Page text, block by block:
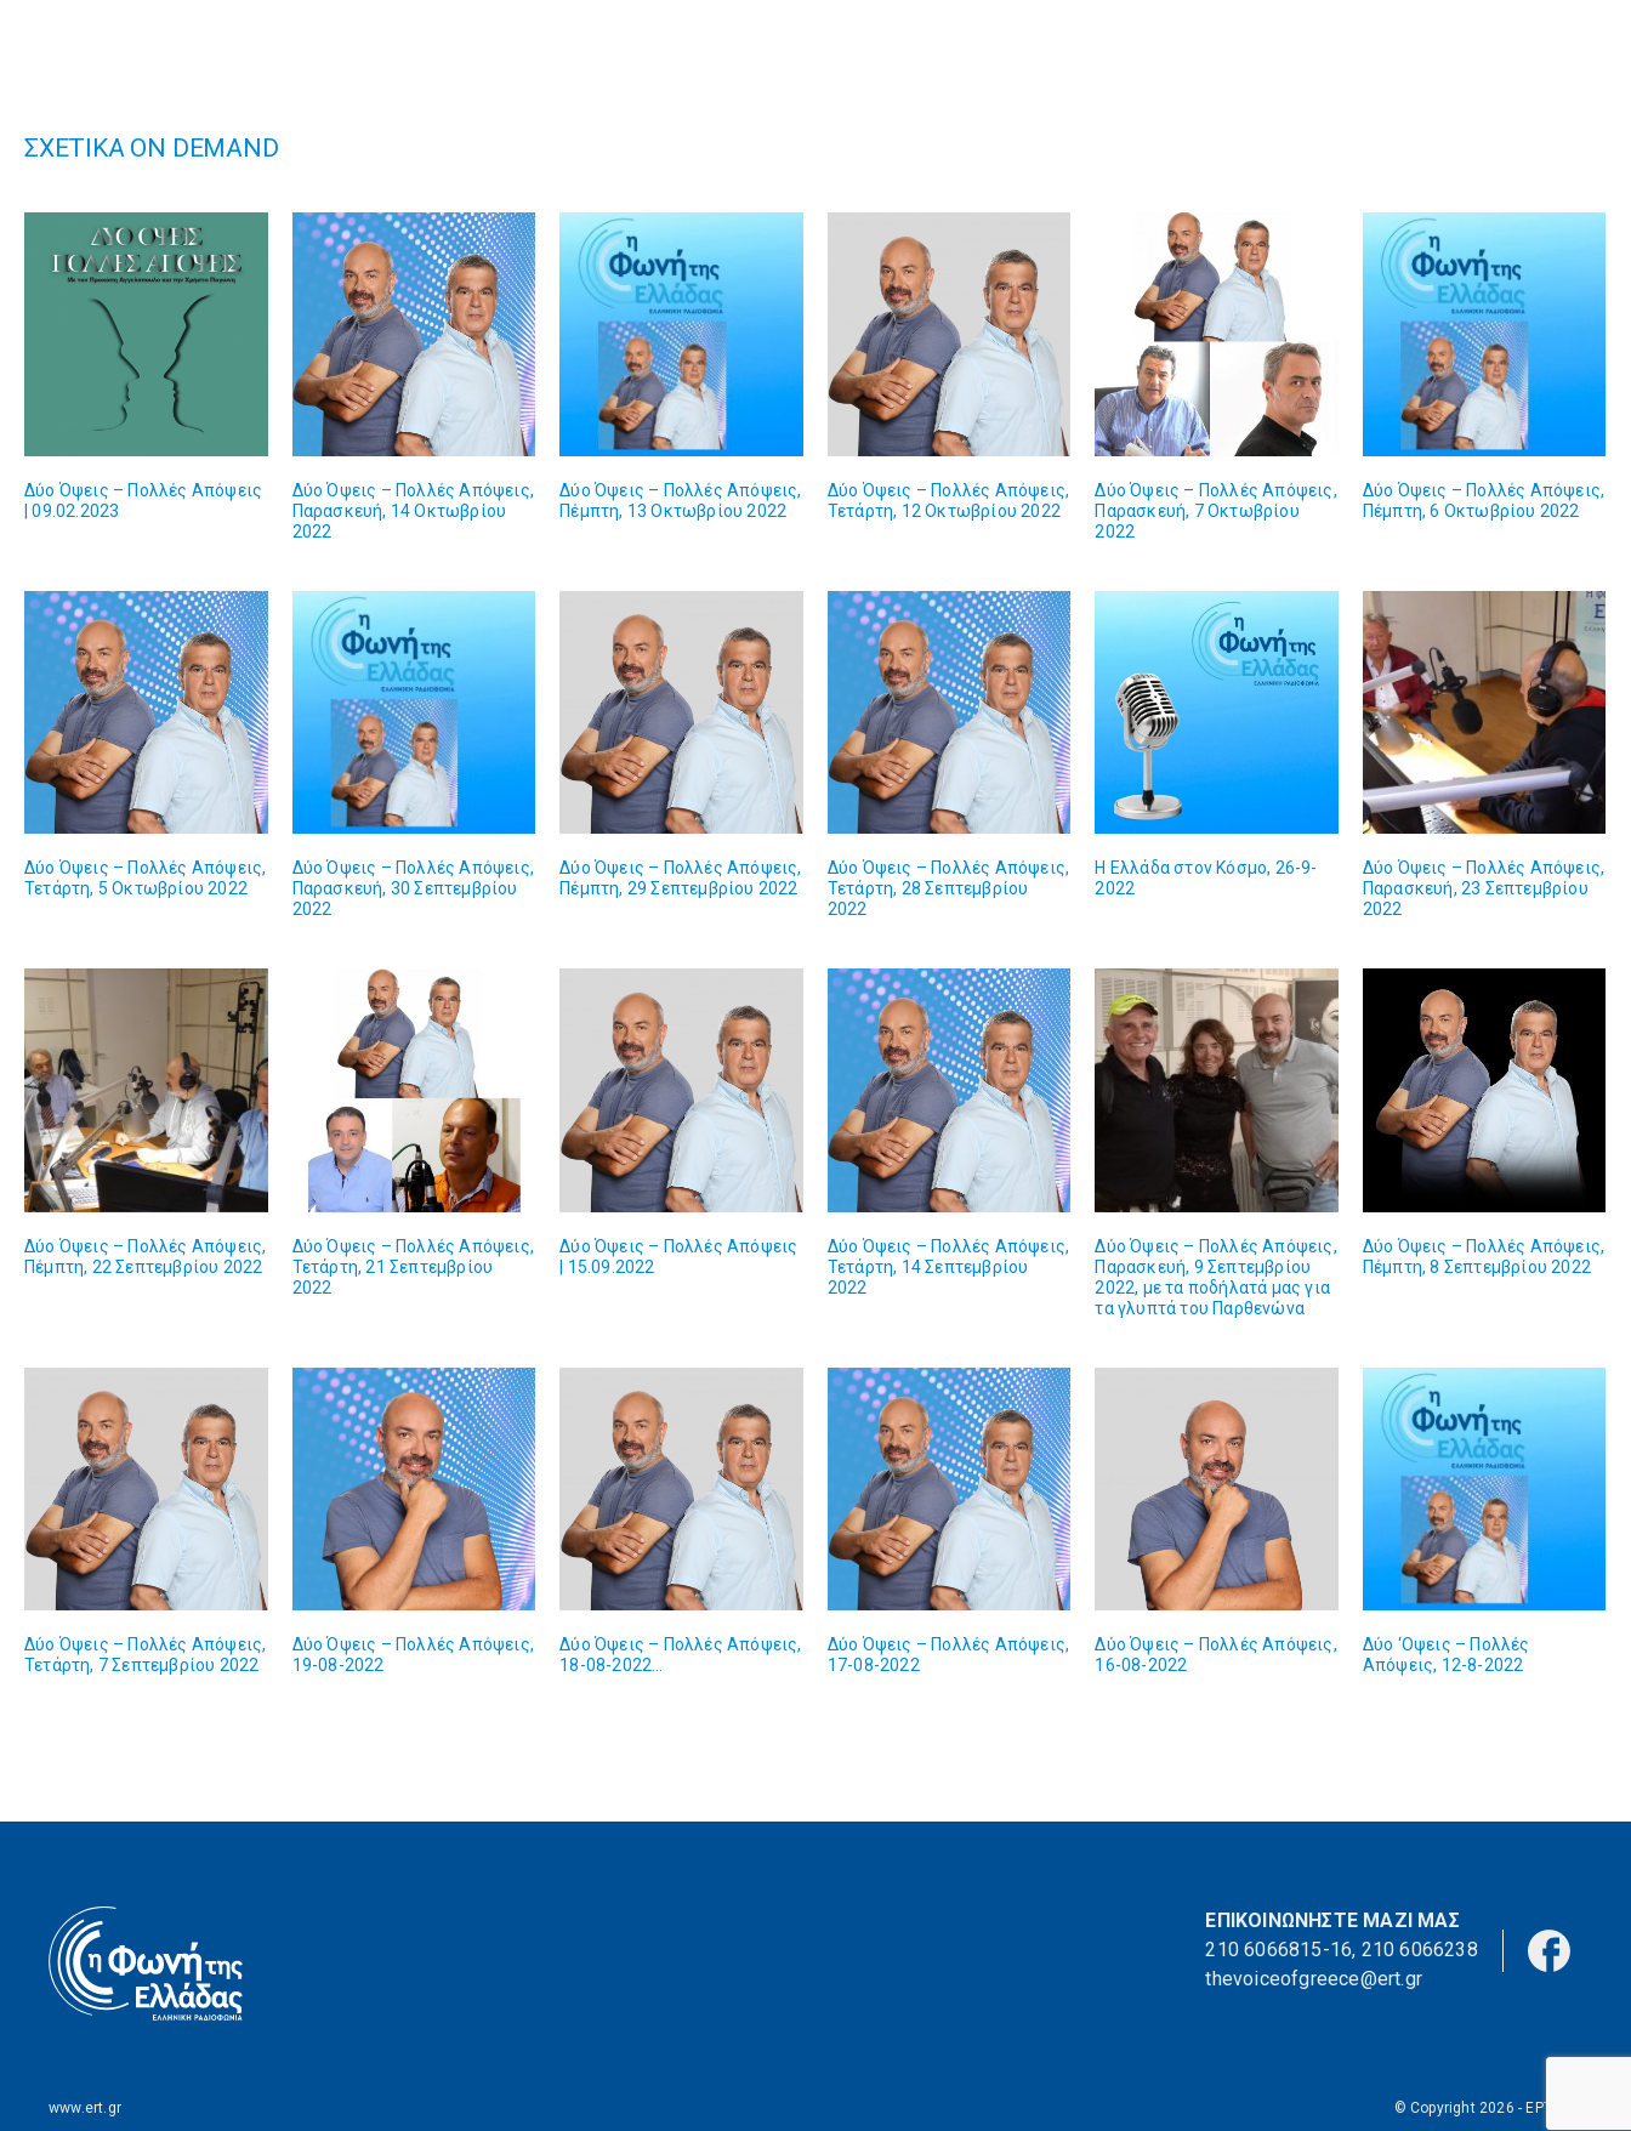
ΣΧΕΤΙΚΑ ON DEMAND
Δύο Όψεις – Πολλές Απόψεις
| 09.02.2023
Δύο Όψεις – Πολλές Απόψεις,
Παρασκευή, 14 Οκτωβρίου
2022
Δύο Όψεις – Πολλές Απόψεις,
Πέμπτη, 13 Οκτωβρίου 2022
Δύο Όψεις – Πολλές Απόψεις,
Τετάρτη, 12 Οκτωβρίου 2022
Δύο Όψεις – Πολλές Απόψεις,
Παρασκευή, 7 Οκτωβρίου
2022
Δύο Όψεις – Πολλές Απόψεις,
Πέμπτη, 6 Οκτωβρίου 2022
Δύο Όψεις – Πολλές Απόψεις,
Τετάρτη, 5 Οκτωβρίου 2022
Δύο Όψεις – Πολλές Απόψεις,
Παρασκευή, 30 Σεπτεμβρίου
2022
Δύο Όψεις – Πολλές Απόψεις,
Πέμπτη, 29 Σεπτεμβρίου 2022
Δύο Όψεις – Πολλές Απόψεις,
Τετάρτη, 28 Σεπτεμβρίου
2022
Η Ελλάδα στον Κόσμο, 26-9-
2022
Δύο Όψεις – Πολλές Απόψεις,
Παρασκευή, 23 Σεπτεμβρίου
2022
Δύο Όψεις – Πολλές Απόψεις,
Πέμπτη, 22 Σεπτεμβρίου 2022
Δύο Όψεις – Πολλές Απόψεις,
Τετάρτη, 21 Σεπτεμβρίου
2022
Δύο Όψεις – Πολλές Απόψεις
| 15.09.2022
Δύο Όψεις – Πολλές Απόψεις,
Τετάρτη, 14 Σεπτεμβρίου
2022
Δύο Όψεις – Πολλές Απόψεις,
Παρασκευή, 9 Σεπτεμβρίου
2022, με τα ποδήλατά μας για
τα γλυπτά του Παρθενώνα
Δύο Όψεις – Πολλές Απόψεις,
Πέμπτη, 8 Σεπτεμβρίου 2022
Δύο Όψεις – Πολλές Απόψεις,
Τετάρτη, 7 Σεπτεμβρίου 2022
Δύο Όψεις – Πολλές Απόψεις,
19-08-2022
Δύο Όψεις – Πολλές Απόψεις,
18-08-2022…
Δύο Όψεις – Πολλές Απόψεις,
17-08-2022
Δύο Όψεις – Πολλές Απόψεις,
16-08-2022
Δύο ‘Οψεις – Πολλές
Απόψεις, 12-8-2022
ΕΠΙΚΟΙΝΩΝΗΣΤΕ ΜΑΖΙ ΜΑΣ
210 6066815-16, 210 6066238
thevoiceofgreece@ert.gr
www.ert.gr © Copyright 2026 - ΕΡΤ Α.Ε.